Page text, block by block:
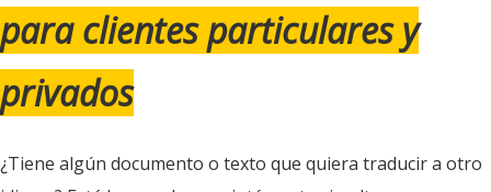
para clientes particulares y
privados
¿Tiene algún documento o texto que quiera traducir a otro